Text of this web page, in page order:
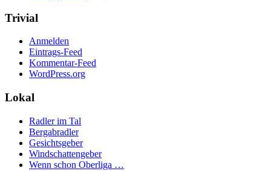
Trivial
Anmelden
Eintrags-Feed
Kommentar-Feed
WordPress.org
Lokal
Radler im Tal
Bergabradler
Gesichtsgeber
Windschattengeber
Wenn schon Oberliga …